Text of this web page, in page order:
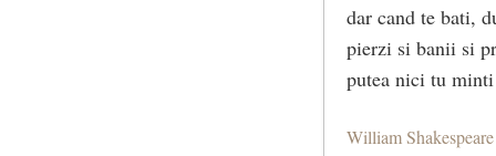
dar cand te bati,
pierzi si banii si
putea nici tu
William Shakespeare